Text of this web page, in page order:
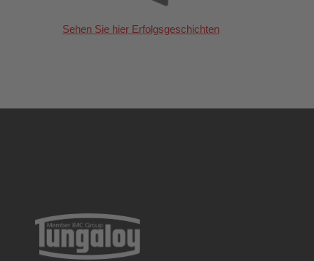
Sehen Sie hier Erfolgsgeschichten